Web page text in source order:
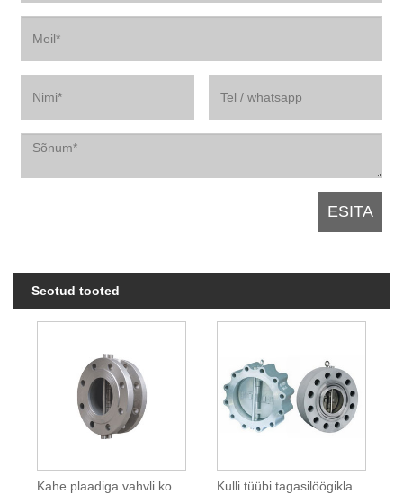
Seotud tooted
Kahe plaadiga vahvli kontrollklapp